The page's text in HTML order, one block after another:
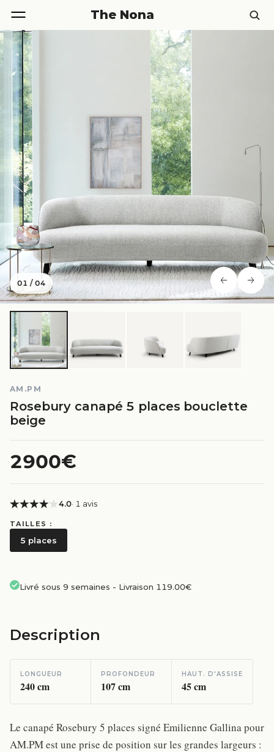
The Nona
01 /04
AM.PM
Rosebury canapé 5 places bouclette
beige
2900€
4.0· 1 avis
TAILLES :
5 places
Livré sous 9 semaines - Livraison 119.00€
Description
LONGUEUR
240cm
PROFONDEUR
107cm
HAUT. D'ASSISE
45cm
Le canapé Rosebury 5 places signé Emilienne Gallina pour
AM.PM est une prise de position sur les grandes largeurs :